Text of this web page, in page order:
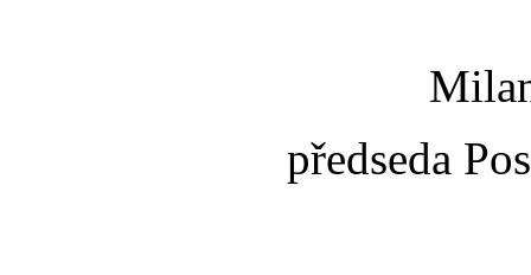
předseda